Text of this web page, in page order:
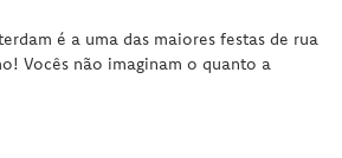
é a uma das maiores festas de rua
Vocês não imaginam o quanto a